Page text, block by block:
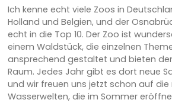
Ich kenne echt viele Zoos in
Holland und Belgien, und der
echt in die Top 10. Der Zoo ist
einem Waldstück, die einzelnen
ansprechend gestaltet und bieten
Raum. Jedes Jahr gibt es dort neue
und wir freuen uns jetzt schon auf die
Wasserwelten, die im Sommer